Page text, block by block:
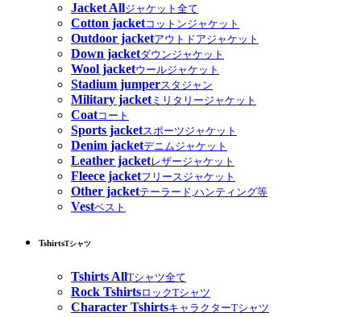
Jacket Allジャケット全て
Cotton jacketコットンジャケット
Outdoor jacketアウトドアジャケット
Down jacketダウンジャケット
Wool jacketウールジャケット
Stadium jumperスタジャン
Military jacketミリタリージャケット
Coatコート
Sports jacketスポーツジャケット
Denim jacketデニムジャケット
Leather jacketレザージャケット
Fleece jacketフリースジャケット
Other jacketテーラード,ハンティング等
Vestベスト
TshirtsTシャツ
Tshirts AllTシャツ全て
Rock TshirtsロックTシャツ
Character TshirtsキャラクターTシャツ